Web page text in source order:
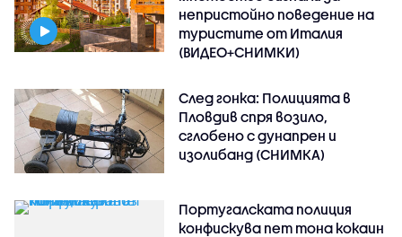
непристойно поведение на
туристите от Италия
(ВИДЕО+СНИМКИ)
След гонка: Полицията в
Пловдив спря возило,
сглобено с дунапрен и
изолибанд (СНИМКА)
Португалската полиция
конфискува пет тона кокаин